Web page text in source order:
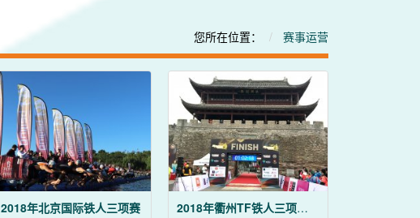
您所在位置： 赛事运营
2018年北京国际铁人三项赛 2018年衢州TF铁人三项国际邀请赛